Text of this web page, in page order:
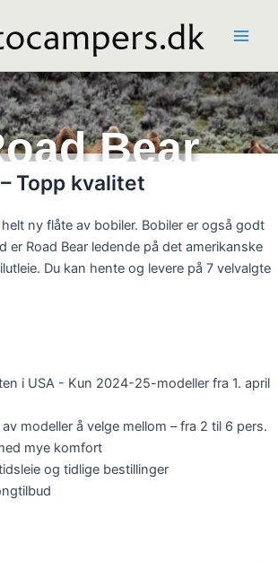
Bear
Topp kvalitet
helt ny flåte av bobiler. Bobiler er også godt
er Road Bear ledende på det amerikanske
Du kan hente og levere på 7 velvalgte
i USA - Kun 2024-25-modeller fra 1. april
modeller å velge mellom – fra 2 til 6 pers.
mye komfort
og tidlige bestillinger